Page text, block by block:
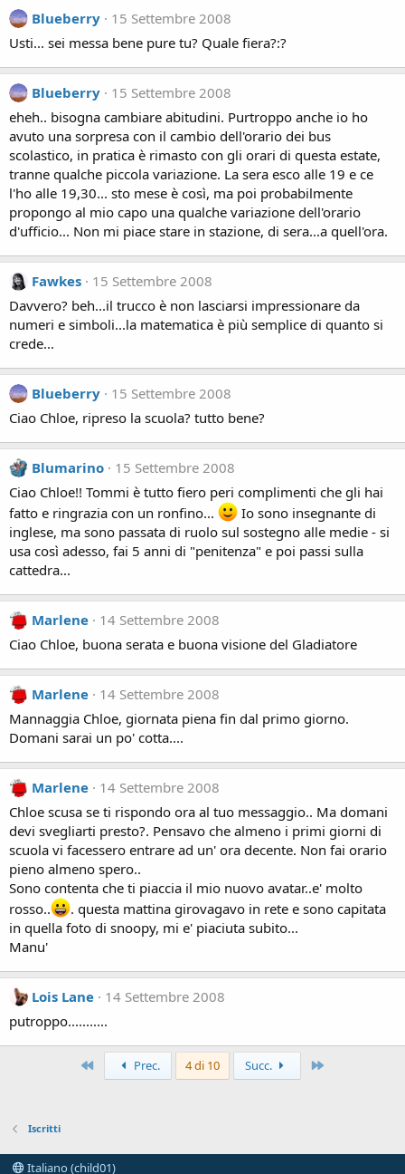
Blueberry
15 Settembre 2008
Usti... sei messa bene pure tu? Quale fiera?:?
Blueberry
15 Settembre 2008
eheh.. bisogna cambiare abitudini. Purtroppo anche io ho
avuto una sorpresa con il cambio dell'orario dei bus
scolastico, in pratica è rimasto con gli orari di questa estate,
tranne qualche piccola variazione. La sera esco alle 19 e ce
l'ho alle 19,30... sto mese è così, ma poi probabilmente
propongo al mio capo una qualche variazione dell'orario
d'ufficio... Non mi piace stare in stazione, di sera...a quell'ora.
Fawkes
15 Settembre 2008
Davvero? beh...il trucco è non lasciarsi impressionare da
numeri e simboli...la matematica è più semplice di quanto si
crede...
Blueberry
15 Settembre 2008
Ciao Chloe, ripreso la scuola? tutto bene?
Blumarino
15 Settembre 2008
Ciao Chloe!! Tommi è tutto fiero peri complimenti che gli hai
fatto e ringrazia con un ronfino...
Io sono insegnante di
inglese, ma sono passata di ruolo sul sostegno alle medie - si
usa così adesso, fai 5 anni di "penitenza" e poi passi sulla
cattedra...
Marlene
14 Settembre 2008
Ciao Chloe, buona serata e buona visione del Gladiatore
Marlene
14 Settembre 2008
Mannaggia Chloe, giornata piena fin dal primo giorno.
Domani sarai un po' cotta....
Marlene
14 Settembre 2008
Chloe scusa se ti rispondo ora al tuo messaggio.. Ma domani
devi svegliarti presto?. Pensavo che almeno i primi giorni di
scuola vi facessero entrare ad un' ora decente. Non fai orario
pieno almeno spero..
Sono contenta che ti piaccia il mio nuovo avatar..e' molto
rosso..
. questa mattina girovagavo in rete e sono capitata
in quella foto di snoopy, mi e' piaciuta subito...
Manu'
Lois Lane
14 Settembre 2008
putroppo...........
Primo Prec. 4 di 10 Succ.
Iscritti
Italiano (child01)